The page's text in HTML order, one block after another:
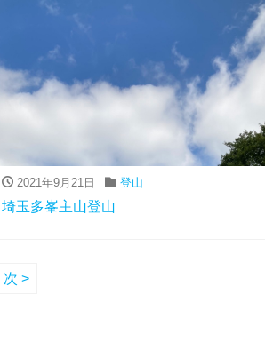
2021年9月21日 登山
埼玉多峯主山登山
次 >